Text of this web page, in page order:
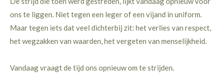
ons te liggen. Niet tegen een leger of een vijand in uniform.
Maar tegen iets dat veel dichterbij zit: het verlies van respect,
het wegzakken van waarden, het vergeten van menselijkheid.
Vandaag vraagt de tijd ons opnieuw om te strijden.